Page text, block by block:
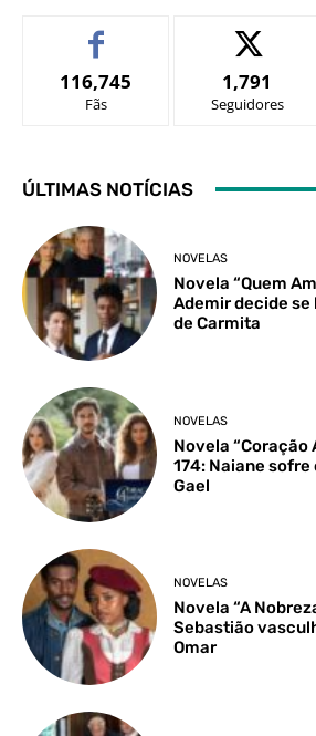
116,745
Fãs
1,791
Seguidores
ÚLTIMAS NOTÍCIAS
NOVELAS
Novela “Quem
Ademir decide se
de Carmita
NOVELAS
Novela “Coração
174: Naiane
Gael
NOVELAS
Novela “A
Sebastião
Omar